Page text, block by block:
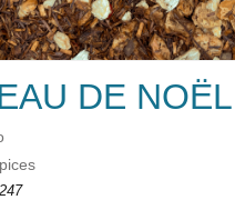
DE